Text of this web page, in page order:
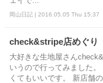
岡山日記 | 2016.05.05 Thu 15:37
check&stripe店めぐり
大好きな生地屋さん
いうので行ってみました
くてもいいです。 新店舗